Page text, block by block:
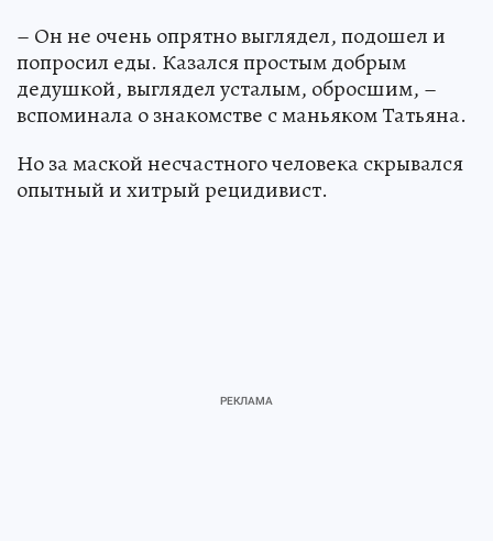
– Он не очень опрятно выглядел, подошел и
попросил еды. Казался простым добрым
дедушкой, выглядел усталым, обросшим, –
вспоминала о знакомстве с маньяком Татьяна.
Но за маской несчастного человека скрывался
опытный и хитрый рецидивист.